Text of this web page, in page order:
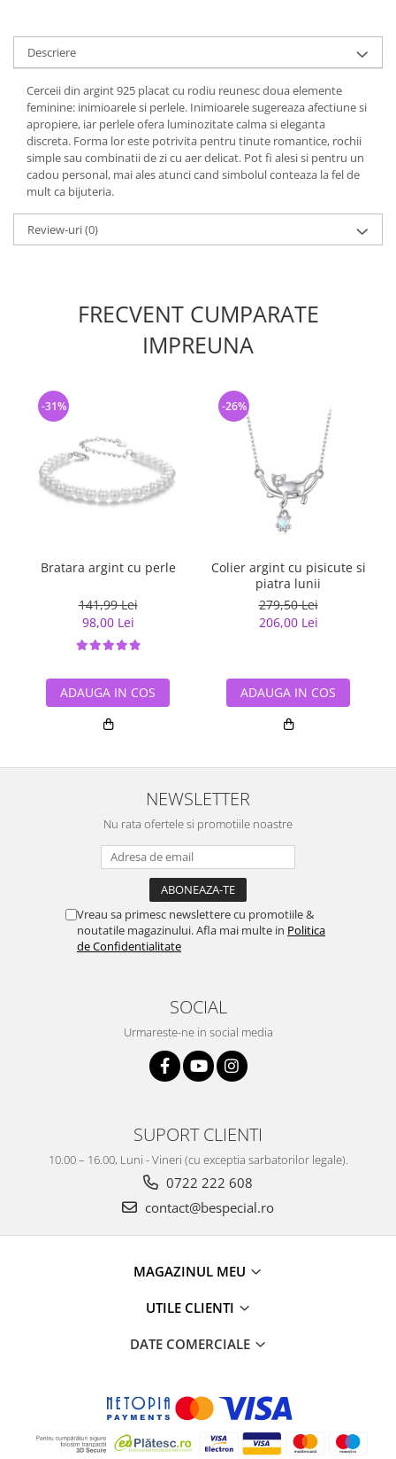
Descriere
Cerceii din argint 925 placat cu rodiu reunesc doua elemente
feminine: inimioarele si perlele. Inimioarele sugereaza afectiune si
apropiere, iar perlele ofera luminozitate calma si eleganta
discreta. Forma lor este potrivita pentru tinute romantice, rochii
simple sau combinatii de zi cu aer delicat. Pot fi alesi si pentru un
cadou personal, mai ales atunci cand simbolul conteaza la fel de
mult ca bijuteria.
Review-uri(0)
FRECVENT CUMPARATE
IMPREUNA
Bratara argint cu perle
141,99 Lei
98,00 Lei
-31%
ADAUGA IN COS
Colier argint cu pisicute si
piatra lunii
279,50 Lei
206,00 Lei
-26%
ADAUGA IN COS
NEWSLETTER
Nu rata ofertele si promotiile noastre
Vreau sa primesc newslettere cu promotiile &
noutatile magazinului. Afla mai multe in Politica
de Confidentialitate
SOCIAL
Urmareste-ne in social media
SUPORT CLIENTI
10.00 – 16.00, Luni - Vineri (cu exceptia sarbatorilor legale).
0722 222 608
contact@bespecial.ro
MAGAZINUL MEU
UTILE CLIENTI
DATE COMERCIALE